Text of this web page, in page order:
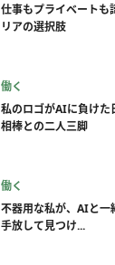
仕事もプライベートも
リアの選択肢
働く
私のロゴがAIに負けた
相棒との二人三脚
働く
不器用な私が、AIと一
手放して見つけ...